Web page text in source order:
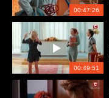
00:47:26
00:49:51